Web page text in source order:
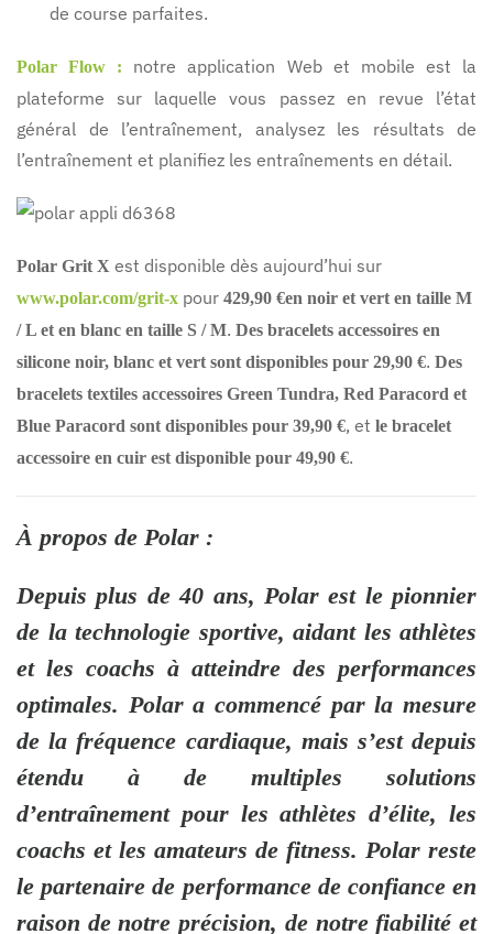
de course parfaites.
Polar Flow :
notre application Web et mobile est la
plateforme sur laquelle vous passez en revue l’état
général de l’entraînement, analysez les résultats de
l’entraînement et planifiez les entraînements en détail.
Polar Grit X est disponible dès aujourd’hui sur
www.polar.com/grit-x pour 429,90 €en noir et vert en taille M
/ L et en blanc en taille S / M. Des bracelets accessoires en
silicone noir, blanc et vert sont disponibles pour 29,90 €. Des
bracelets textiles accessoires Green Tundra, Red Paracord et
Blue Paracord sont disponibles pour 39,90 €, et le bracelet
accessoire en cuir est disponible pour 49,90 €.
À propos de Polar :
Depuis plus de 40 ans, Polarest le pionnier
de la technologie sportive, aidant les athlètes
et les coachs à atteindre des performances
optimales. Polar a commencé par la mesure
de la fréquence cardiaque, mais s’est depuis
étendu à de multiples solutions
d’entraînement pour les athlètes d’élite, les
coachs et les amateurs de fitness. Polar reste
le partenaire de performance de confiance en
raison de notre précision, de notre fiabilité et